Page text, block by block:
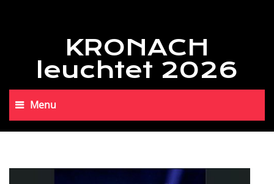
KRONACH
leuchtet 2026
Menu